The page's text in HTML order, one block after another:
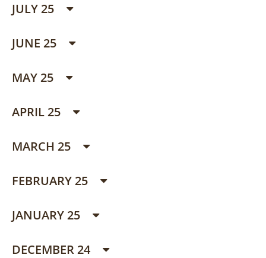
JULY 25
JUNE 25
MAY 25
APRIL 25
MARCH 25
FEBRUARY 25
JANUARY 25
DECEMBER 24